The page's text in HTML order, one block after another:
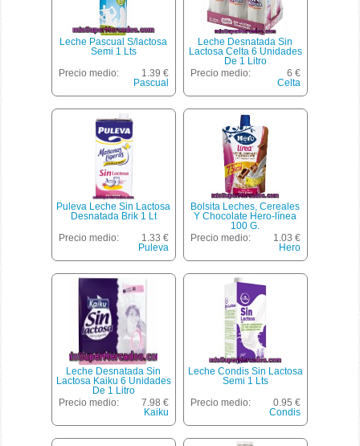
Leche Pascual S/lactosa
Semi 1 Lts
Precio medio:
1.39 €
Pascual
Leche Desnatada Sin
Lactosa Celta 6 Unidades
De 1 Litro
Precio medio:
6 €
Celta
Puleva Leche Sin Lactosa
Desnatada Brik 1 Lt
Precio medio:
1.33 €
Puleva
Bolsita Leches, Cereales
Y Chocolate Hero-línea
100 G.
Precio medio:
1.03 €
Hero
Leche Desnatada Sin
Lactosa Kaiku 6 Unidades
De 1 Litro
Precio medio:
7.98 €
Kaiku
Leche Condis Sin Lactosa
Semi 1 Lts
Precio medio:
0.95 €
Condis